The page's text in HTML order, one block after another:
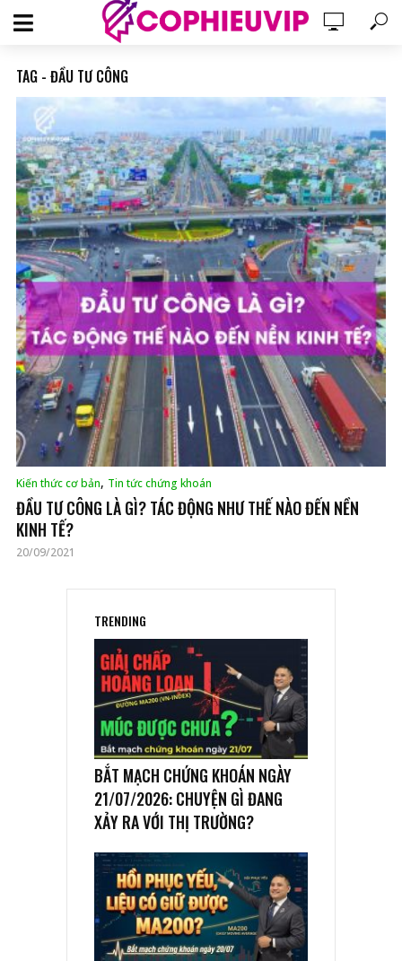
TAG - ĐẦU TƯ CÔNG
Kiến thức cơ bản, Tin tức chứng khoán
ĐẦU TƯ CÔNG LÀ GÌ? TÁC ĐỘNG NHƯ THẾ NÀO ĐẾN NỀN
KINH TẾ?
20/09/2021
TRENDING
BẮT MẠCH CHỨNG KHOÁN NGÀY
21/07/2026: CHUYỆN GÌ ĐANG
XẢY RA VỚI THỊ TRƯỜNG?